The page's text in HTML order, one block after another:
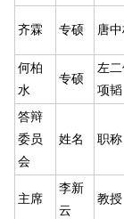
齐霖 专硕 唐
何柏
水
专硕
左
项韬
答辩
委员
会
姓名 职称
主席
李新
云
教授